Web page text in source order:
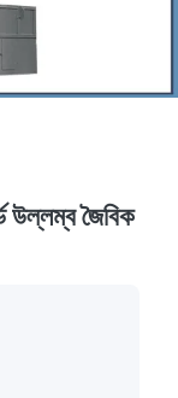
উল্লম্ব জৈবিক